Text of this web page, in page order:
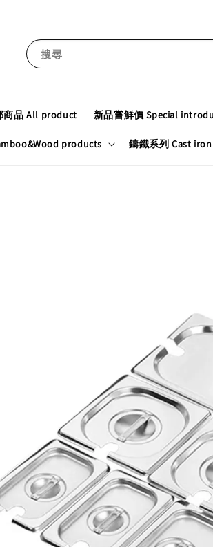
搜尋
商品 All product 新品嘗鮮價 Special
products 鑄鐵系列 Cast